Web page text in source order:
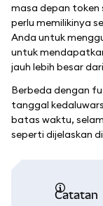
masa depan token
perlu memilikinya
Anda untuk
untuk
jauh lebih besar
Berbeda dengan
tanggal
batas waktu,
seperti dijelaskan
catatan